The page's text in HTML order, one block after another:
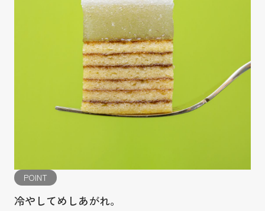
POINT
冷やしてめしあがれ。